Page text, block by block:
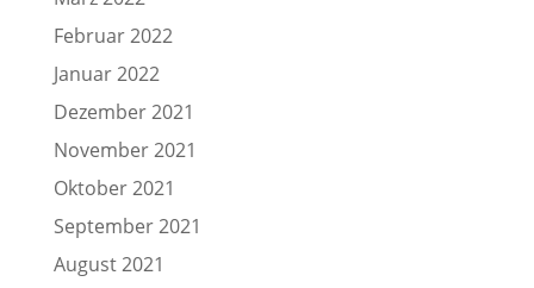
Februar 2022
Januar 2022
Dezember 2021
November 2021
Oktober 2021
September 2021
August 2021